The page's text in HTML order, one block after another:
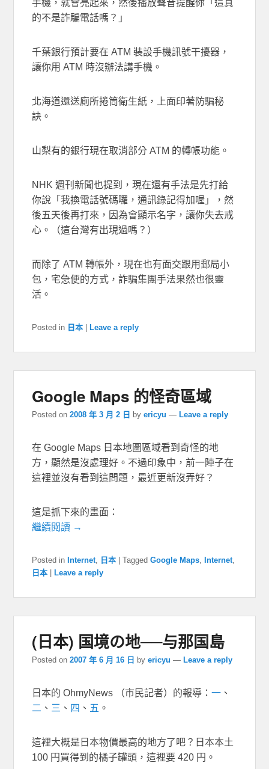
手機，就會亮起來，然後播放聲音提醒你「這真
的不是詐騙電話嗎？」
千葉銀行預計要在 ATM 裝設手機訊號干擾器，
讓你用 ATM 時沒辦法講手機。
北海道還送廁所捲筒衛生紙，上面印著防騙秘
訣。
山梨有的銀行現在取消部分 ATM 的轉帳功能。
NHK 週刊新聞也提到，現在還有手法是先打給
你說「我換電話號碼囉，通訊錄記得加喔」，然
後五天後再打來，因為會顯示名字，讓你失去戒
心。（這台灣有出現過嗎？）
而除了 ATM 轉帳外，現在也有面交跟用郵局小
包，宅急便的方式，詐騙集團手法果然也很靈
活。
Posted in 日本 Leave a reply
Google Maps 的怪奇區域
Posted on2008 年 3 月 2 日 byericyu — Leave a reply
在 Google Maps 日本地圖區域看到奇怪的地
方，顯然是沒處理好。不過印象中，前一陣子在
這裡並沒有看到這問題，最近更新沒弄好？
這是抓下來的畫面：
繼續閱讀 →
Posted in Internet, 日本 |Tagged Google Maps, Internet,
日本
Leave a reply
(日本) 国境の地──与那国島
Posted on2007 年 6 月 16 日 byericyu — Leave a reply
日本的 OhmyNews （市民記者）的報導：一 、
二 、 三 、 四 、 五 。
這裡大概是日本物價最高的地方了吧？日本本土
100 円買得到的橘子罐頭，這裡要 420 円。